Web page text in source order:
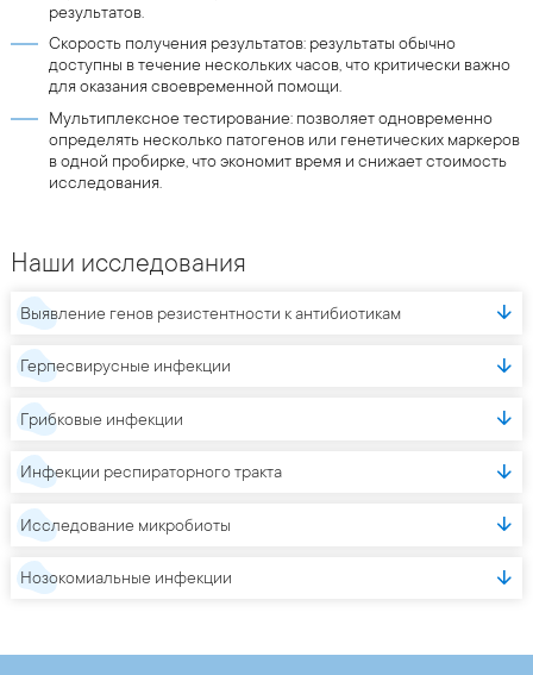
результатов.
Скорость получения результатов: результаты обычно
доступны в течение нескольких часов, что критически важно
для оказания своевременной помощи.
Мультиплексное тестирование: позволяет одновременно
определять несколько патогенов или генетических маркеров
в одной пробирке, что экономит время и снижает стоимость
исследования.
Наши исследования
Выявление генов резистентности к антибиотикам
Герпесвирусные инфекции
Грибковые инфекции
Инфекции респираторного тракта
Исследование микробиоты
Нозокомиальные инфекции